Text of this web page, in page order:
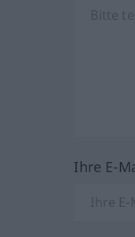
Ihre E-